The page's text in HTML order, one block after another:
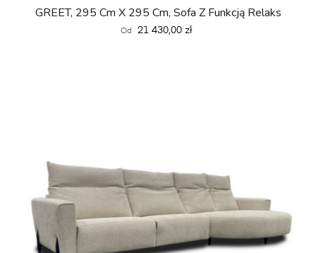
GREET, 295 Cm X 295 Cm, Sofa Z Funkcją Relaks
Od Cena
21 430,00 zł